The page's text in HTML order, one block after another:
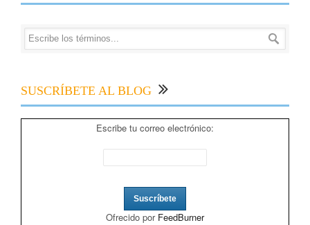
SUSCRÍBETE AL BLOG
Escribe tu correo electrónico:
Ofrecido por FeedBurner